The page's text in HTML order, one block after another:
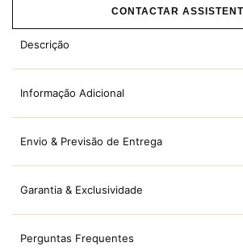
CONTACTAR
Descrição
Informação Adicional
Envio & Previsão de Entrega
Garantia & Exclusividade
Perguntas Frequentes